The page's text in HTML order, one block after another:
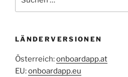
nach:
LÄNDERVERSIONEN
Österreich:onboardapp.at
EU:onboardapp.eu